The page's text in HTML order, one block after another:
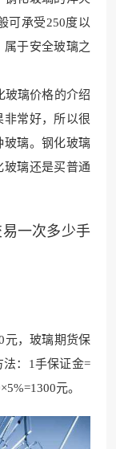
可承受250度以
属于安全玻璃之
玻璃价格的介绍
非常好，所以很
玻璃。钢化玻璃
玻璃还是买普通
一次多少手
元， 玻璃期货保
： 1手保证金=
元。